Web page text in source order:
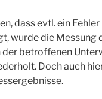
dass evtl. ein Fehler
wurde die Messung
betroffenen
Doch auch